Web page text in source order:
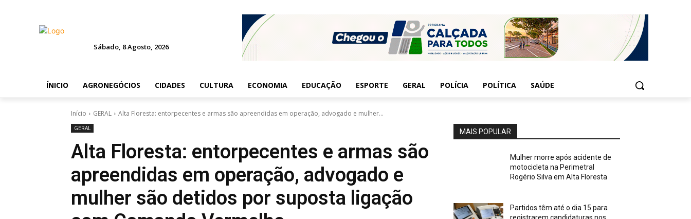
Sábado, 8 Agosto, 2026
ÍNICIO AGRONEGÓCIOS CIDADES CULTURA ECONOMIA EDUCAÇÃO ESPORTE GERAL POLÍCIA POLÍTICA SAÚDE
Início GERAL Alta Floresta: entorpecentes e armas são apreendidas em operação, advogado e mulher...
GERAL
Alta Floresta: entorpecentes e armas são
apreendidas em operação, advogado e
mulher são detidos por suposta ligação
MAIS POPULAR
Mulher morre após acidente de
motocicleta na Perimetral
Rogério Silva em Alta Floresta
Partidos têm até o dia 15 para